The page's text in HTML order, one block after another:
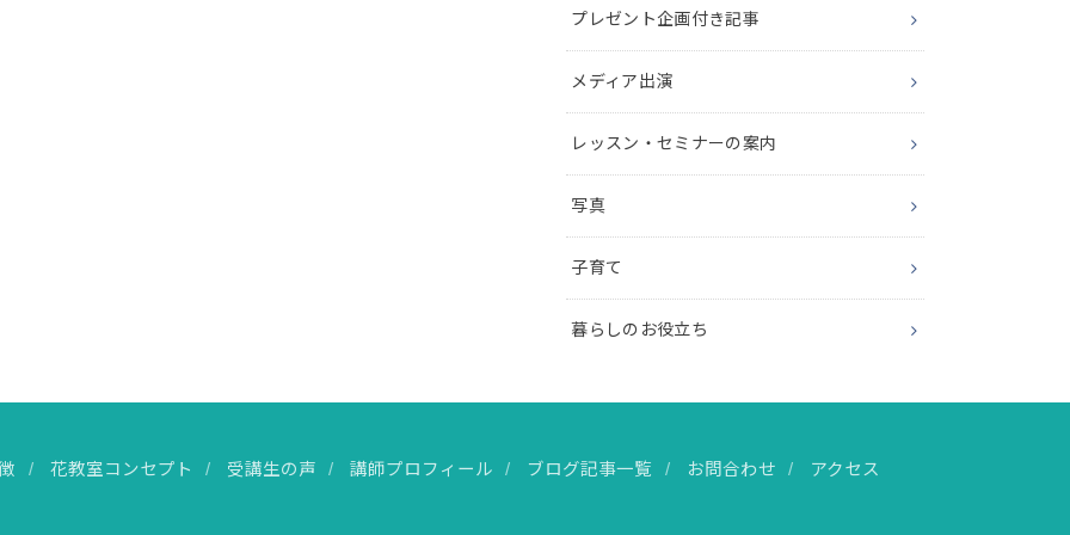
プレゼント企画付き記事
メディア出演
レッスン・セミナーの案内
写真
子育て
暮らしのお役立ち
花教室コンセプト 受講生の声 講師プロフィール ブログ記事一覧 お問合わせ アクセス